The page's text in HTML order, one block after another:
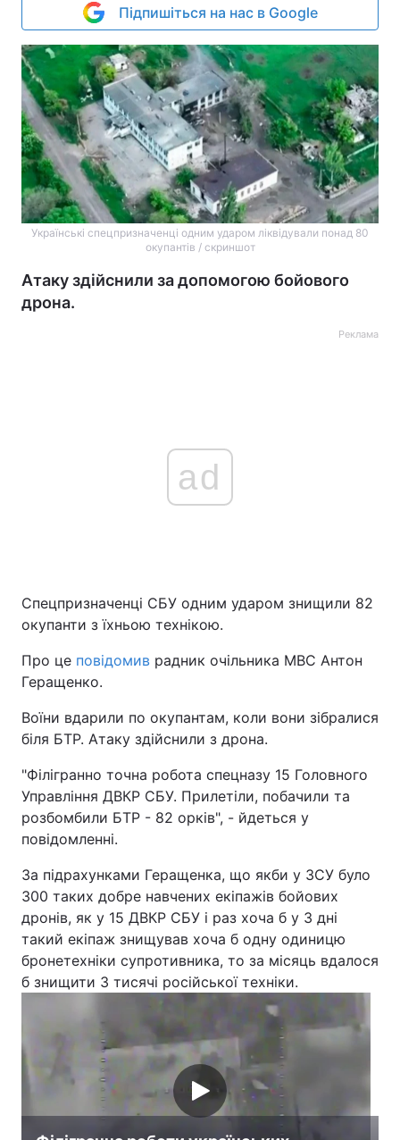
Підпишіться на нас в Google
Українські спецпризначенці одним ударом ліквідували понад 80
окупантів / скриншот
Атаку здійснили за допомогою бойового
дрона.
Реклама
ad
Спецпризначенці СБУ одним ударом знищили 82
окупанти з їхньою технікою.
Про це повідомив радник очільника МВС Антон
Геращенко.
Воїни вдарили по окупантам, коли вони зібралися
біля БТР. Атаку здійснили з дрона.
"Філігранно точна робота спецназу 15 Головного
Управління ДВКР СБУ. Прилетіли, побачили та
розбомбили БТР - 82 орків", - йдеться у
повідомленні.
За підрахунками Геращенка, що якби у ЗСУ було
300 таких добре навчених екіпажів бойових
дронів, як у 15 ДВКР СБУ і раз хоча б у 3 дні
такий екіпаж знищував хоча б одну одиницю
бронетехніки супротивника, то за місяць вдалося
б знищити 3 тисячі російської техніки.